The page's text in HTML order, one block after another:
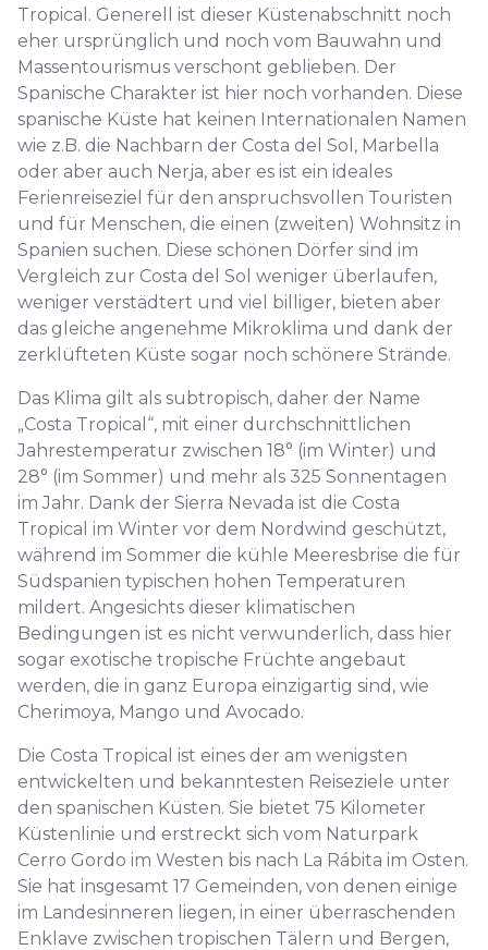
Tropical. Generell ist dieser Küstenabschnitt noch
eher ursprünglich und noch vom Bauwahn und
Massentourismus verschont geblieben. Der
Spanische Charakter ist hier noch vorhanden. Diese
spanische Küste hat keinen Internationalen Namen
wie z.B. die Nachbarn der Costa del Sol, Marbella
oder aber auch Nerja, aber es ist ein ideales
Ferienreiseziel für den anspruchsvollen Touristen
und für Menschen, die einen (zweiten) Wohnsitz in
Spanien suchen. Diese schönen Dörfer sind im
Vergleich zur Costa del Sol weniger überlaufen,
weniger verstädtert und viel billiger, bieten aber
das gleiche angenehme Mikroklima und dank der
zerklüfteten Küste sogar noch schönere Strände.
Das Klima gilt als subtropisch, daher der Name
„Costa Tropical“, mit einer durchschnittlichen
Jahrestemperatur zwischen 18° (im Winter) und
28° (im Sommer) und mehr als 325 Sonnentagen
im Jahr. Dank der Sierra Nevada ist die Costa
Tropical im Winter vor dem Nordwind geschützt,
während im Sommer die kühle Meeresbrise die für
Südspanien typischen hohen Temperaturen
mildert. Angesichts dieser klimatischen
Bedingungen ist es nicht verwunderlich, dass hier
sogar exotische tropische Früchte angebaut
werden, die in ganz Europa einzigartig sind, wie
Cherimoya, Mango und Avocado.
Die Costa Tropical ist eines der am wenigsten
entwickelten und bekanntesten Reiseziele unter
den spanischen Küsten. Sie bietet 75 Kilometer
Küstenlinie und erstreckt sich vom Naturpark
Cerro Gordo im Westen bis nach La Rábita im Osten.
Sie hat insgesamt 17 Gemeinden, von denen einige
im Landesinneren liegen, in einer überraschenden
Enklave zwischen tropischen Tälern und Bergen,